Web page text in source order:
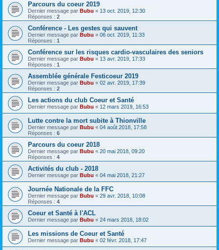
Parcours du coeur 2019
Dernier message par Bubu « 13 oct. 2019, 12:30
Réponses : 2
Conférence - Les gestes qui sauvent
Dernier message par Bubu « 06 oct. 2019, 11:33
Réponses : 1
Conférence sur les risques cardio-vasculaires des seniors
Dernier message par Bubu « 13 avr. 2019, 17:33
Réponses : 1
Assemblée générale Festicoeur 2019
Dernier message par Bubu « 02 avr. 2019, 17:39
Réponses : 2
Les actions du club Coeur et Santé
Dernier message par Bubu « 12 mars 2019, 16:53
Lutte contre la mort subite à Thionville
Dernier message par Bubu « 04 août 2018, 17:58
Réponses : 6
Parcours du coeur 2018
Dernier message par Bubu « 20 mai 2018, 09:20
Réponses : 4
Activités du club - 2018
Dernier message par Bubu « 04 mai 2018, 21:27
Journée Nationale de la FFC
Dernier message par Bubu « 29 avr. 2018, 10:08
Réponses : 4
Coeur et Santé à l'ACL
Dernier message par Bubu « 24 mars 2018, 18:02
Les missions de Coeur et Santé
Dernier message par Bubu « 02 févr. 2018, 17:47